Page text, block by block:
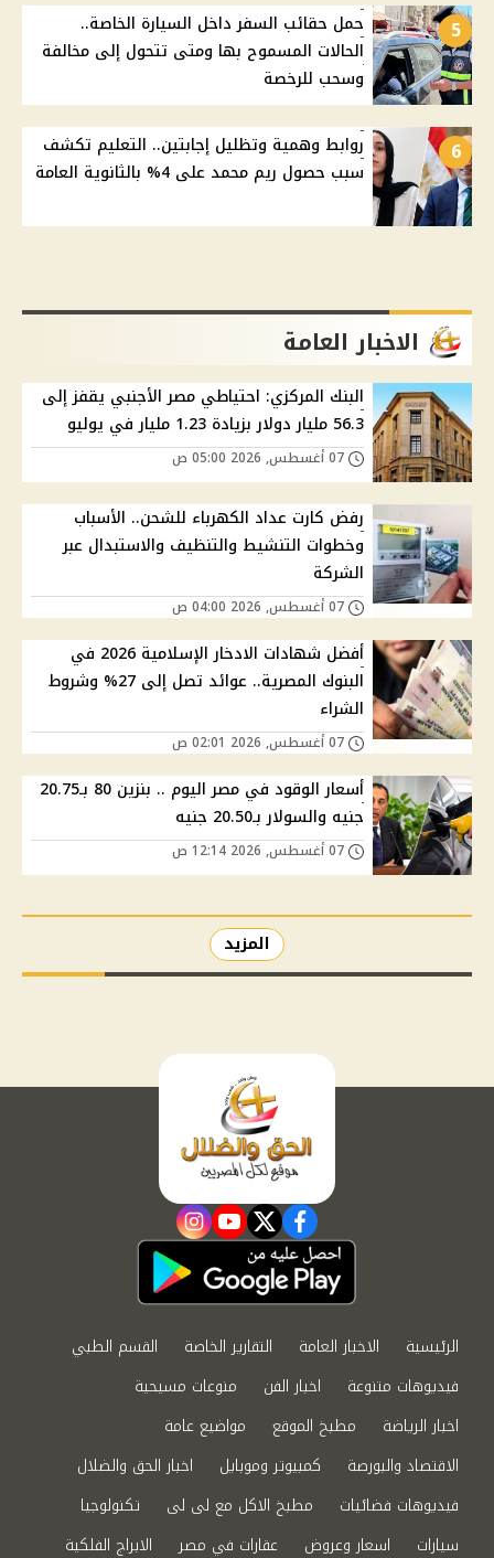
5
حمل حقائب السفر داخل السيارة الخاصة..
الحالات المسموح بها ومتى تتحول إلى مخالفة
وسحب للرخصة
6
روابط وهمية وتظليل إجابتين.. التعليم تكشف
سبب حصول ريم محمد على 4% بالثانوية العامة
الاخبار العامة
البنك المركزي: احتياطي مصر الأجنبي يقفز إلى
56.3 مليار دولار بزيادة 1.23 مليار في يوليو
رفض كارت عداد الكهرباء للشحن.. الأسباب
وخطوات التنشيط والتنظيف والاستبدال عبر
الشركة
أفضل شهادات الادخار الإسلامية 2026 في
البنوك المصرية.. عوائد تصل إلى 27% وشروط
الشراء
أسعار الوقود في مصر اليوم .. بنزين 80 بـ20.75
جنيه والسولار بـ20.50 جنيه
المزيد
facebook
twitter
youtube
instagram
الرئيسية الاخبار العامة التقارير الخاصة
القسم الطبي
فيديوهات متنوعة
اخبار الفن
منوعات مسيحية
اخبار الرياضة
مطبخ الموقع
مواضيع عامة
الاقتصاد والبورصة
كمبيوتر وموبايل
اخبار الحق والضلال
فيديوهات فضائيات
مطبخ الاكل مع لى لى
تكنولوجيا
سيارات
اسعار وعروض عقارات في مصر الابراج الفلكية